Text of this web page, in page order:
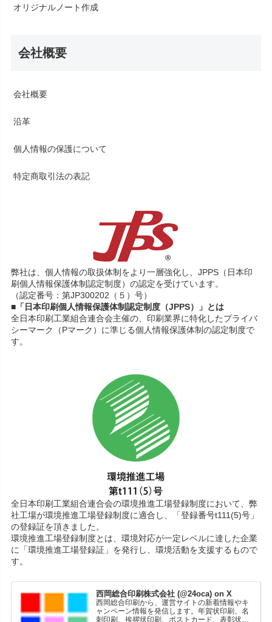
オリジナルノート作成
会社概要
会社概要
沿革
個人情報の保護について
特定商取引法の表記
弊社は、個人情報の取扱体制をより一層強化し、JPPS（日本印
刷個人情報保護体制認定制度）の認定を受けています。
（認定番号：第JP300202（５）号）
■「日本印刷個人情報保護体制認定制度（JPPS）」とは
全日本印刷工業組合連合会主催の、印刷業界に特化したプライバ
シーマーク（Pマーク）に準じる個人情報保護体制の認定制度で
す。
全日本印刷工業組合連合会の環境推進工場登録制度において、弊
社工場が環境推進工場登録制度に適合し、「登録番号t111(5)号」
の登録証を頂きました。
環境推進工場登録制度とは、環境対応が一定レベルに達した企業
に「環境推進工場登録証」を発行し、環境活動を支援するもので
す。
西岡総合印刷株式会社 (@24oca) on X
西岡総合印刷から、運営サイトの新着情報やキ
ャンペーン情報を発信します。年賀状印刷、名
刺印刷、挨拶状印刷、ポストカード、表彰状印